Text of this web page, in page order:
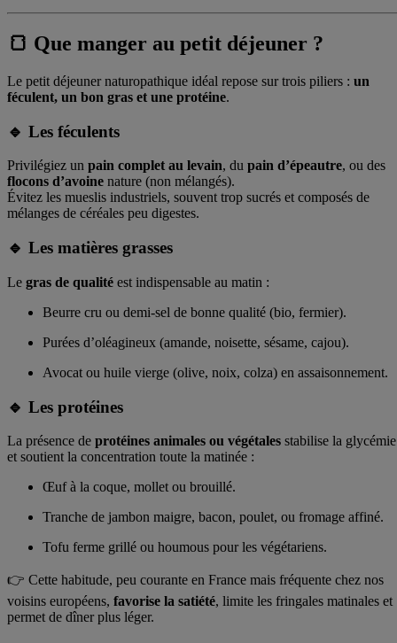
🍞 Que manger au petit déjeuner ?
Le petit déjeuner naturopathique idéal repose sur trois piliers : un
féculent, un bon gras et une protéine.
🔹 Les féculents
Privilégiez un pain complet au levain, du pain d’épeautre, ou des
flocons d’avoine nature (non mélangés).
Évitez les mueslis industriels, souvent trop sucrés et composés de
mélanges de céréales peu digestes.
🔹 Les matières grasses
Le gras de qualité est indispensable au matin :
Beurre cru ou demi-sel de bonne qualité (bio, fermier).
Purées d’oléagineux (amande, noisette, sésame, cajou).
Avocat ou huile vierge (olive, noix, colza) en assaisonnement.
🔹 Les protéines
La présence de protéines animales ou végétales stabilise la glycémie
et soutient la concentration toute la matinée :
Œuf à la coque, mollet ou brouillé.
Tranche de jambon maigre, bacon, poulet, ou fromage affiné.
Tofu ferme grillé ou houmous pour les végétariens.
👉 Cette habitude, peu courante en France mais fréquente chez nos
voisins européens, favorise la satiété, limite les fringales matinales et
permet de dîner plus léger.